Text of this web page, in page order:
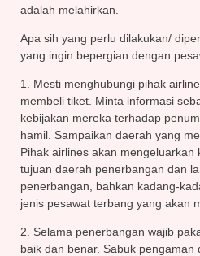
adalah melahirkan.
Apa sih yang perlu dilakukan/
yang ingin bepergian dengan
1. Mesti menghubungi pihak
membeli tiket. Minta informasi
kebijakan mereka terhadap
hamil. Sampaikan daerah yang
Pihak airlines akan mengeluarkan
tujuan daerah penerbangan dan
penerbangan, bahkan kadang-
jenis pesawat terbang yang akan
2. Selama penerbangan wajib
baik dan benar. Sabuk pengaman